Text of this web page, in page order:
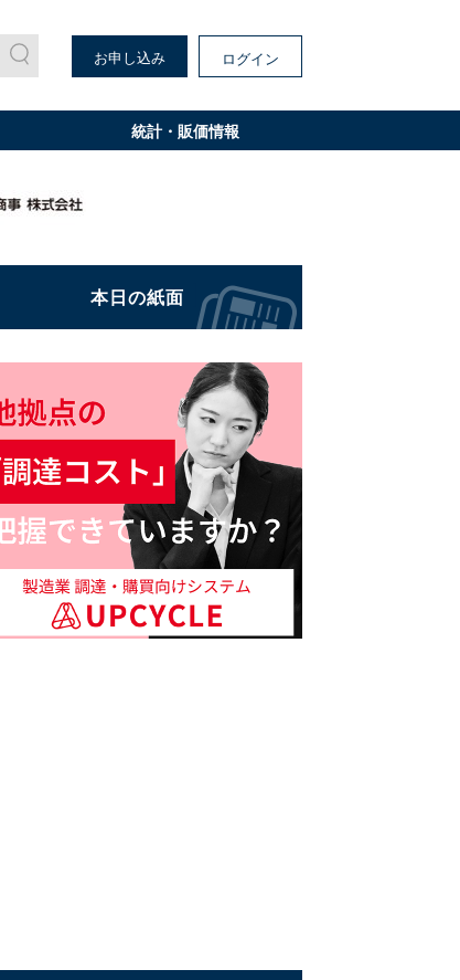
お申し込み ログイン
統計・販価情報